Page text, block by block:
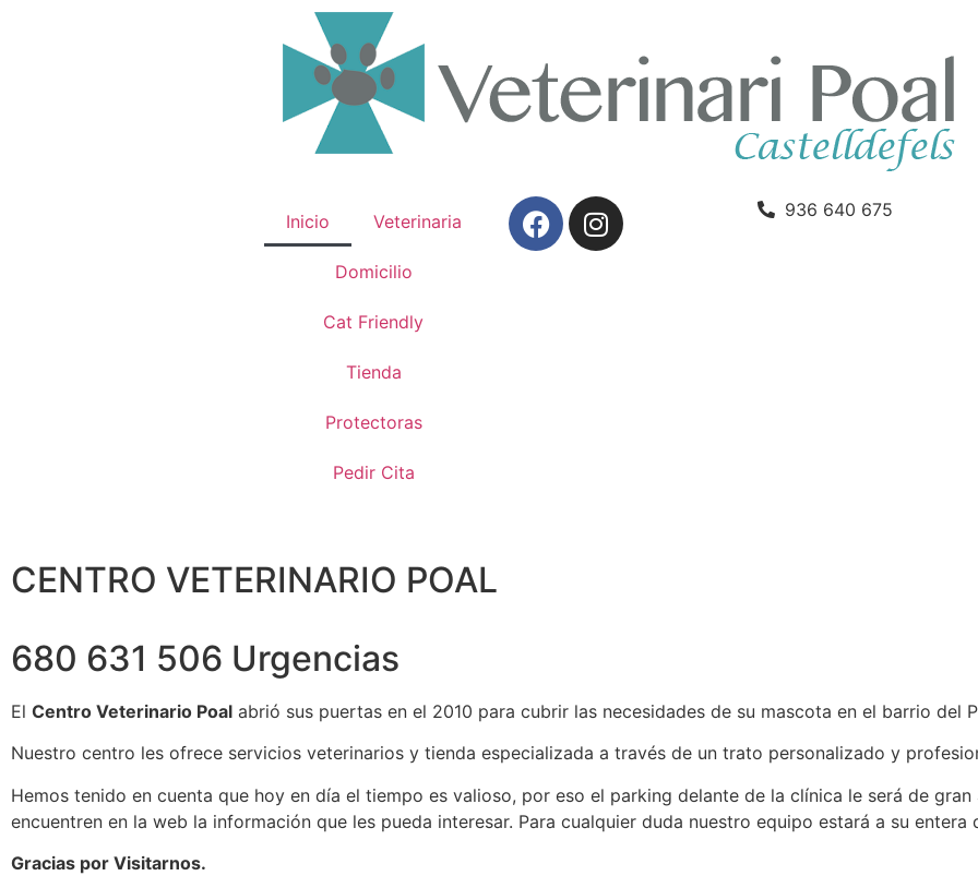
Inicio Veterinaria
Domicilio
Cat Friendly
Tienda
Protectoras
Pedir Cita
936 640 675
CENTRO VETERINARIO POAL
680 631 506 Urgencias
El Centro Veterinario Poal abrió sus puertas en el 2010 para cubrir las necesidades de su mascota en el barrio del
Nuestro centro les ofrece servicios veterinarios y tienda especializada a través de un trato personalizado y
Hemos tenido en cuenta que hoy en día el tiempo es valioso, por eso el parking delante de la clínica le será de gran
encuentren en la web la información que les pueda interesar. Para cualquier duda nuestro equipo estará a su entera
Gracias por Visitarnos.